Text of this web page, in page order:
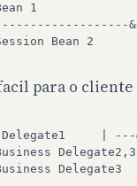
1
-------------------
para o
| ---